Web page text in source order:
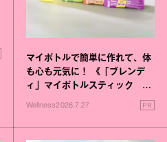
マイボトルで簡単に作れて、体
も心も元気に！ 《「ブレンデ
ィ」マイボトルスティック い
いこと毎日》シリーズが誕生
Wellness2026.7.27 PR